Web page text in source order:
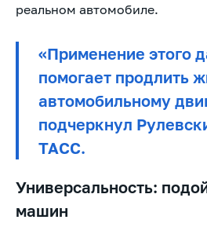
реальном автомобиле.
«Применение этого
помогает продлить
автомобильному
подчеркнул
ТАСС.
Универсальность:
машин